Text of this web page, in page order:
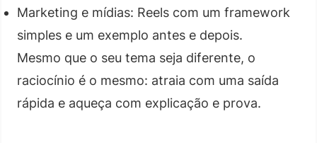
Marketing e mídias: Reels com um framework
simples e um exemplo antes e depois.
Mesmo que o seu tema seja diferente, o
raciocínio é o mesmo: atraia com uma saída
rápida e aqueça com explicação e prova.